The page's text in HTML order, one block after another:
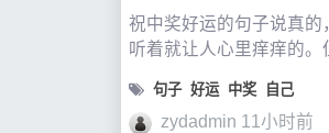
祝中奖好运的句子说真
听着就让人心里痒痒的
句子 好运 中奖 自己
zydadmin 11小时前